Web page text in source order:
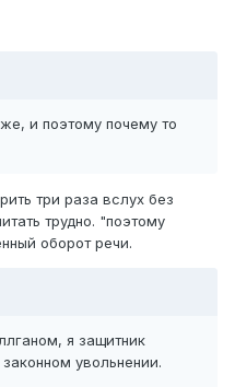
и поэтому почему то
три раза вслух без
трудно. "поэтому
оборот речи.
я защитник
увольнении.